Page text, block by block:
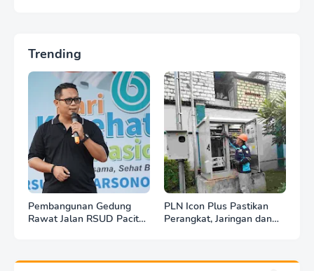
Trending
Pembangunan Gedung
Rawat Jalan RSUD Pacitan
PLN Icon Plus Pastikan
Perangkat, Jaringan dan